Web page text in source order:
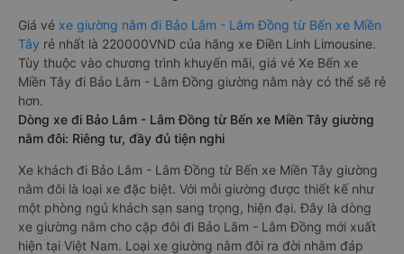
Giá vé xe giường nằm đi Bảo Lâm - Lâm Đồng từ Bến xe Miền
Tây rẻ nhất là 220000VND của hãng xe Điền Linh Limousine.
Tùy thuộc vào chương trình khuyến mãi, giá vé Xe Bến xe
Miền Tây đi Bảo Lâm - Lâm Đồng giường nằm này có thể sẽ rẻ
hơn.
Dòng xe đi Bảo Lâm - Lâm Đồng từ Bến xe Miền Tây giường
nằm đôi: Riêng tư, đầy đủ tiện nghi
Xe khách đi Bảo Lâm - Lâm Đồng từ Bến xe Miền Tây giường
nằm đôi là loại xe đặc biệt. Với mỗi giường được thiết kế như
một phòng ngủ khách sạn sang trọng, hiện đại. Đây là dòng
xe giường nằm cho cặp đôi đi Bảo Lâm - Lâm Đồng mới xuất
hiện tại Việt Nam. Loại xe giường nằm đôi ra đời nhằm đáp